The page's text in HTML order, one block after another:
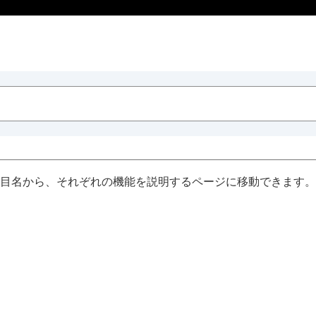
名から、それぞれの機能を説明するページに移動できます。